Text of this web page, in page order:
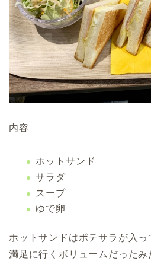
内容
ホットサンド
サラダ
スープ
ゆで卵
ホットサンドはポテサラが入
満足に行くボリュームだったみ